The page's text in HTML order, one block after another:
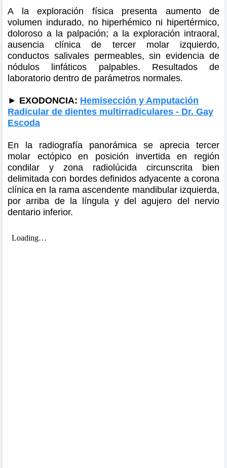
A la exploración física presenta aumento de
volumen indurado, no hiperhémico ni hipertérmico,
doloroso a la palpación; a la exploración intraoral,
ausencia clínica de tercer molar izquierdo,
conductos salivales permeables, sin evidencia de
nódulos linfáticos palpables. Resultados de
laboratorio dentro de parámetros normales.
► EXODONCIA: Hemisección y Amputación
Radicular de dientes multirradiculares - Dr. Gay
Escoda
En la radiografía panorámica se aprecia tercer
molar ectópico en posición invertida en región
condilar y zona radiolúcida circunscrita bien
delimitada con bordes definidos adyacente a corona
clínica en la rama ascendente mandibular izquierda,
por arriba de la língula y del agujero del nervio
dentario inferior.